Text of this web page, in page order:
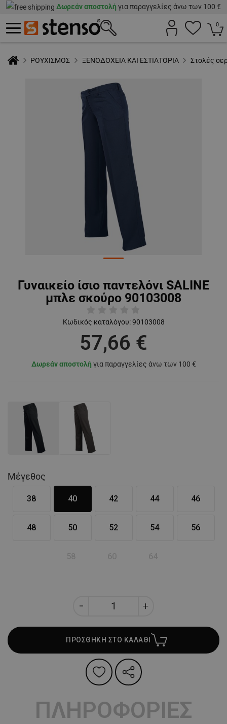
Δωρεάν αποστολή για παραγγελίες άνω των 100 €
0
ΡΟΥΧΙΣΜΟΣ ΞΕΝΟΔΟΧΕΙΑ ΚΑΙ ΕΣΤΙΑΤΟΡΙΑ Στολές
Γυναικείο ίσιο παντελόνι SALINE
μπλε σκούρο 90103008
Κωδικός καταλόγου: 90103008
57,66 €
Δωρεάν αποστολή για παραγγελίες άνω των 100 €
Μέγεθος
38 40 42 44 46
48 50 52 54 56
ΠΡΟΣΘΗΚΗ ΣΤΟ ΚΑΛΑΘΙ
ΠΛΗΡΟΦΟΡΙΕΣ